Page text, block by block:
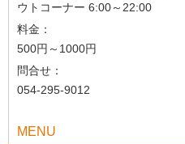
ウトコーナー 6:00～22:00
料金：
500円～1000円
問合せ：
054-295-9012
MENU